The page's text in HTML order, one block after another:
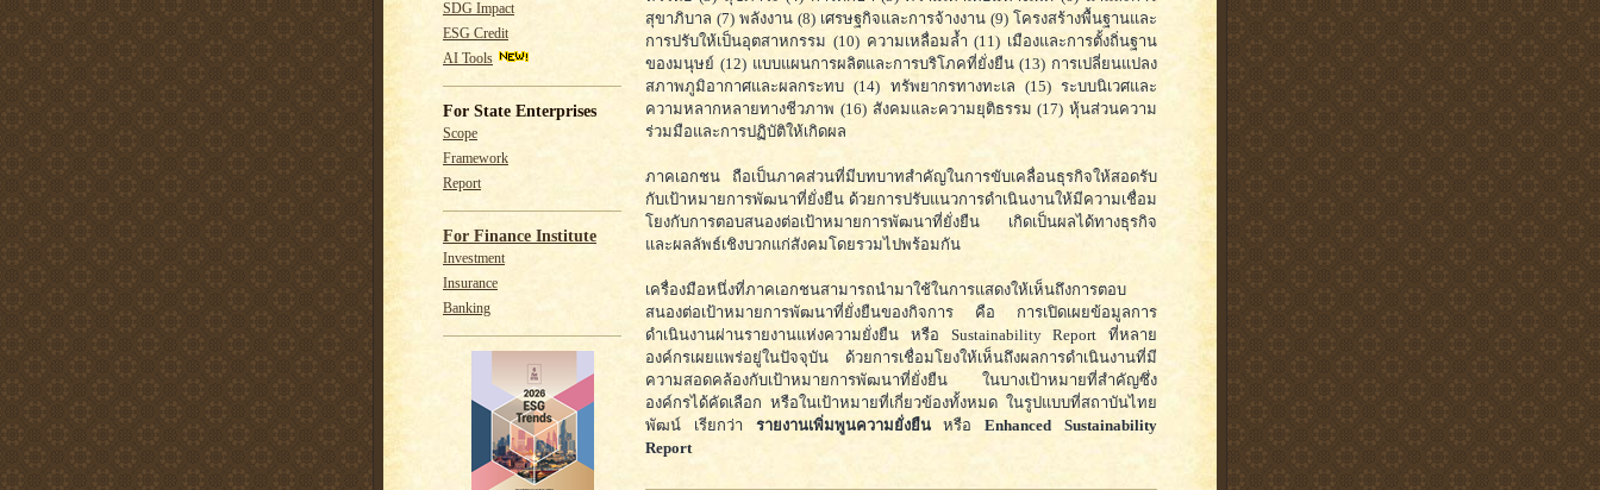
SDG Impact
ESG Credit
AI Tools
For State Enterprises
Scope
Framework
Report
For Finance Institute
Investment
Insurance
Banking
สุขาภิบาล (7) พลังงาน (8) เศรษฐกิจและการจ้างงาน (9) โครงสร้างพื้นฐานและ
การปรับให้เป็นอุตสาหกรรม (10) ความเหลื่อมล้ำ (11) เมืองและการตั้งถิ่นฐาน
ของมนุษย์ (12) แบบแผนการผลิตและการบริโภคที่ยั่งยืน (13) การเปลี่ยนแปลง
สภาพภูมิอากาศและผลกระทบ (14) ทรัพยากรทางทะเล (15) ระบบนิเวศและ
ความหลากหลายทางชีวภาพ (16) สังคมและความยุติธรรม (17) หุ้นส่วนความ
ร่วมมือและการปฏิบัติให้เกิดผล
ภาคเอกชน ถือเป็นภาคส่วนที่มีบทบาทสำคัญในการขับเคลื่อนธุรกิจให้สอดรับ
กับเป้าหมายการพัฒนาที่ยั่งยืน ด้วยการปรับแนวการดำเนินงานให้มีความเชื่อม
โยงกับการตอบสนองต่อเป้าหมายการพัฒนาที่ยั่งยืน เกิดเป็นผลได้ทางธุรกิจ
และผลลัพธ์เชิงบวกแก่สังคมโดยรวมไปพร้อมกัน
เครื่องมือหนึ่งที่ภาคเอกชนสามารถนำมาใช้ในการแสดงให้เห็นถึงการตอบ
สนองต่อเป้าหมายการพัฒนาที่ยั่งยืนของกิจการ คือ การเปิดเผยข้อมูลการ
ดำเนินงานผ่านรายงานแห่งความยั่งยืน หรือ Sustainability Report ที่หลาย
องค์กรเผยแพร่อยู่ในปัจจุบัน ด้วยการเชื่อมโยงให้เห็นถึงผลการดำเนินงานที่มี
ความสอดคล้องกับเป้าหมายการพัฒนาที่ยั่งยืน ในบางเป้าหมายที่สำคัญซึ่ง
องค์กรได้คัดเลือก หรือในเป้าหมายที่เกี่ยวข้องทั้งหมด ในรูปแบบที่สถาบันไทย
พัฒน์ เรียกว่า รายงานเพิ่มพูนความยั่งยืนหรือEnhanced Sustainability
Report